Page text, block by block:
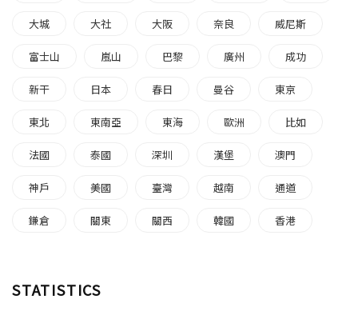
大城 大社 大阪 奈良 威尼斯
富士山 嵐山 巴黎 廣州 成功
新干 日本 春日 曼谷 東京
東北 東南亞 東海 歐洲 比如
法國 泰國 深圳 漢堡 澳門
神戶 美國 臺灣 越南 通道
鎌倉 關東 關西 韓國 香港
STATISTICS